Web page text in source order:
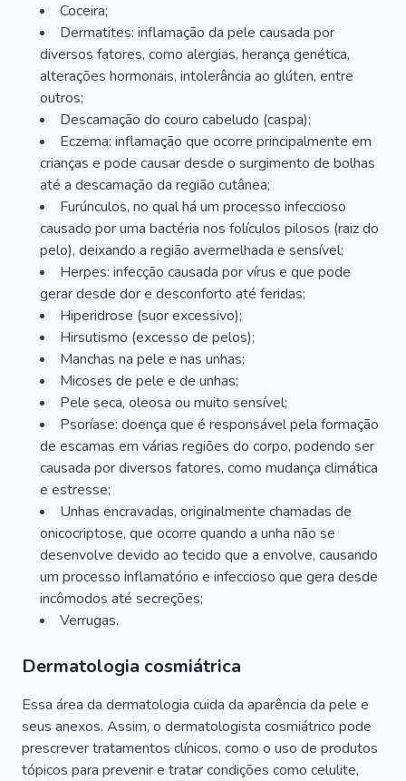
Coceira;
Dermatites: inflamação da pele causada por
diversos fatores, como alergias, herança genética,
alterações hormonais, intolerância ao glúten, entre
outros;
Descamação do couro cabeludo (caspa);
Eczema: inflamação que ocorre principalmente em
crianças e pode causar desde o surgimento de bolhas
até a descamação da região cutânea;
Furúnculos, no qual há um processo infeccioso
causado por uma bactéria nos folículos pilosos (raiz do
pelo), deixando a região avermelhada e sensível;
Herpes: infecção causada por vírus e que pode
gerar desde dor e desconforto até feridas;
Hiperidrose (suor excessivo);
Hirsutismo (excesso de pelos);
Manchas na pele e nas unhas;
Micoses de pele e de unhas;
Pele seca, oleosa ou muito sensível;
Psoríase: doença que é responsável pela formação
de escamas em várias regiões do corpo, podendo ser
causada por diversos fatores, como mudança climática
e estresse;
Unhas encravadas, originalmente chamadas de
onicocriptose, que ocorre quando a unha não se
desenvolve devido ao tecido que a envolve, causando
um processo inflamatório e infeccioso que gera desde
incômodos até secreções;
Verrugas.
Dermatologia cosmiátrica
Essa área da dermatologia cuida da aparência da pele e
seus anexos. Assim, o dermatologista cosmiátrico pode
prescrever tratamentos clínicos, como o uso de produtos
tópicos para prevenir e tratar condições como celulite,